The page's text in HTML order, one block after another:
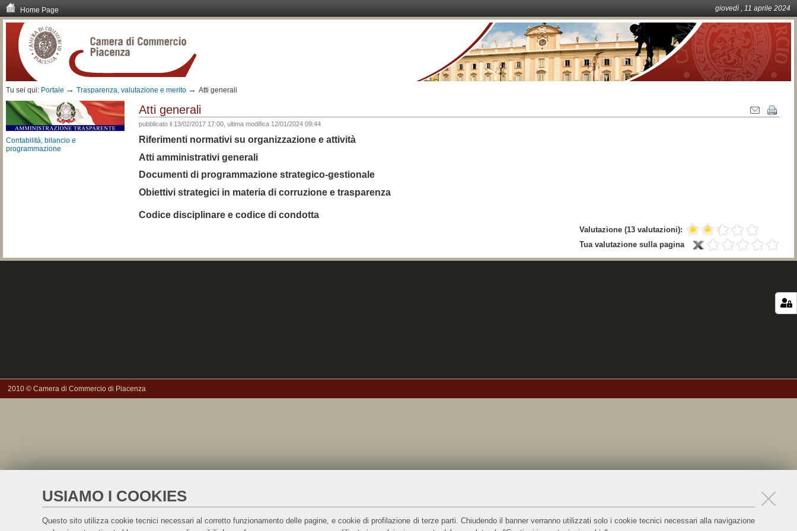
USIAMO I COOKIES
Questo sito utilizza cookie tecnici necessari al corretto funzionamento delle pagine, e cookie di profilazione di terze parti. Chiudendo il banner verranno utilizzati solo i cookie tecnici necessari alla navigazione
giovedì , 11aprile 2024
Home Page
contenuti.
Spostati
navigazione
Tu sei qui: Portale → Trasparenza, valutazione e merito → Atti generali
Contabilità, bilancio e
programmazione
Azioni
sul
Atti generali
pubblicato il 13/02/2017 17:00,ultima modifica 12/01/2024 09:44
Riferimenti normativi su organizzazione e attività
Atti amministrativi generali
Documenti di programmazione strategico-gestionale
Obiettivi strategici in materia di corruzione e trasparenza
Codice disciplinare e codice di condotta
Valutazione (13 valutazioni):
Tua valutazione sulla pagina
2010 © Camera di Commercio di Piacenza